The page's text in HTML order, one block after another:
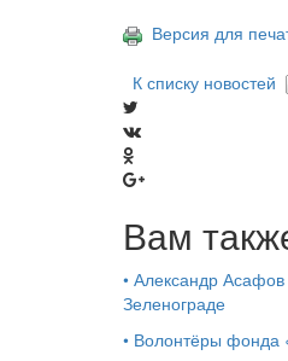
Версия для
К списку новостей
Вам
• Александр Асафов
Зеленограде
• Волонтёры фонда